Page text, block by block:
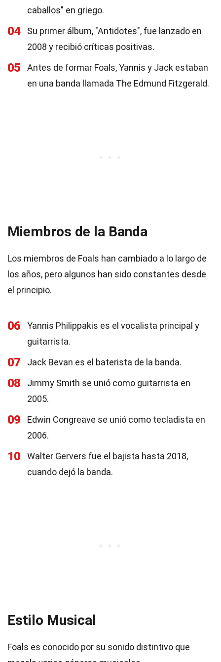
caballos" en griego.
04
Su primer álbum, "Antidotes", fue lanzado en
2008 y recibió críticas positivas.
05
Antes de formar Foals, Yannis y Jack estaban
en una banda llamada The Edmund Fitzgerald.
Miembros de la Banda
Los miembros de Foals han cambiado a lo largo de
los años, pero algunos han sido constantes desde
el principio.
06
Yannis Philippakis es el vocalista principal y
guitarrista.
07 Jack Bevan es el baterista de la banda.
08
Jimmy Smith se unió como guitarrista en
2005.
09
Edwin Congreave se unió como tecladista en
2006.
10
Walter Gervers fue el bajista hasta 2018,
cuando dejó la banda.
Estilo Musical
Foals es conocido por su sonido distintivo que